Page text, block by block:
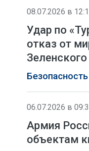
08.07.2026 в
Удар по
отказ от
Безопасность
06.07.2026 в
Армия
объектам